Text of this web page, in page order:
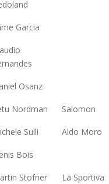
Garcia
Osanz
Nordman Salomon
Sulli Aldo Moro
Bois
Stofner La Sportiva